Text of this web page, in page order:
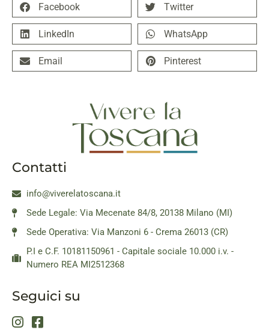
Facebook Twitter
LinkedIn WhatsApp
Email Pinterest
Contatti
info@viverelatoscana.it
Sede Legale: Via Mecenate 84/8, 20138 Milano (MI)
Sede Operativa: Via Manzoni 6 - Crema 26013 (CR)
P.I e C.F. 10181150961 - Capitale sociale 10.000 i.v. -
Numero REA MI2512368
Seguici su